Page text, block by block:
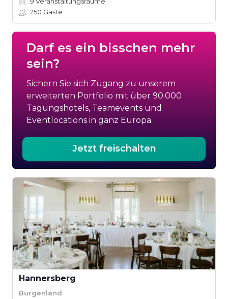
250 Gäste
Darf es ein bisschen mehr
sein?
Sichern Sie sich Zugang zu unserem
erweiterten Portfolio mit über 90.000
Tagungshotels, Teamevents und
Eventlocations in ganz Europa.
Jetzt freischalten
Hannersberg
Burgenland